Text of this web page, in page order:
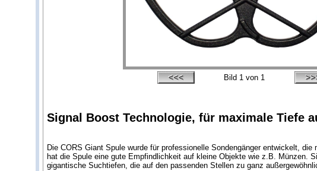
Bild 1 von 1
Signal Boost Technologie, für maximale Tiefe
Die CORS Giant Spule wurde für professionelle Sondengänger entwickelt,
hat die Spule eine gute Empfindlichkeit auf kleine Objekte wie z.B. Münzen.
gigantische Suchtiefen, die auf den passenden Stellen zu ganz